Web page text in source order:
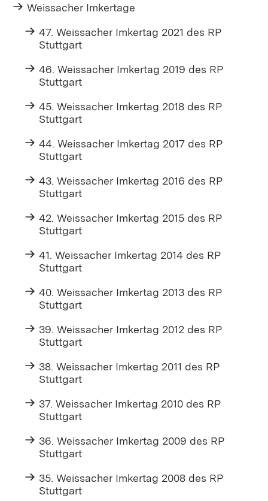
Weissacher Imkertage
47. Weissacher Imkertag 2021 des RP
Stuttgart
46. Weissacher Imkertag 2019 des RP
Stuttgart
45. Weissacher Imkertag 2018 des RP
Stuttgart
44. Weissacher Imkertag 2017 des RP
Stuttgart
43. Weissacher Imkertag 2016 des RP
Stuttgart
42. Weissacher Imkertag 2015 des RP
Stuttgart
41. Weissacher Imkertag 2014 des RP
Stuttgart
40. Weissacher Imkertag 2013 des RP
Stuttgart
39. Weissacher Imkertag 2012 des RP
Stuttgart
38. Weissacher Imkertag 2011 des RP
Stuttgart
37. Weissacher Imkertag 2010 des RP
Stuttgart
36. Weissacher Imkertag 2009 des RP
Stuttgart
35. Weissacher Imkertag 2008 des RP
Stuttgart